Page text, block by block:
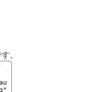
。